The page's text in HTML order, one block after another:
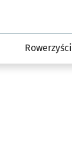
Rowerzyści